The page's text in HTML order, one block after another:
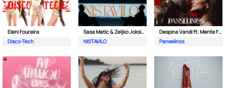
Eleni Foureira
Disco-Tech
Sasa Matic & Zeljko Joksimovic
NISTAVILO
Despina Vandi ft. Mente Fuerte &Teo Tzimas
Panselinos